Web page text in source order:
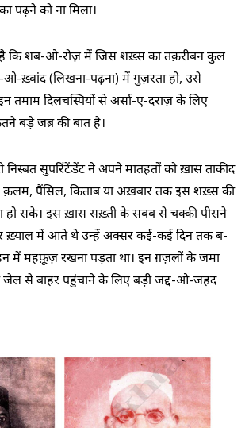
पढ़ने को ना मिला।
है कि शब-ओ-रोज़ में जिस शख़्स का तक़रीबन कुल
ख़्वांद (लिखना-पढ़ना) में गुज़रता हो, उसे
दिलचस्पियों से अर्सा-ए-दराज़ के लिए
बड़े जब्र की बात है।
निस्बत सुपरिंटेंडेंट ने अपने मातहतों को ख़ास ताकीद
क़लम, पैंसिल, किताब या अख़बार तक इस शख़्स की
हो सके। इस ख़ास सख़्ती के सबब से चक्की पीसने
ख़्याल में आते थे उन्हें अक्सर कई-कई दिन तक ब-
में महफ़ूज़ रखना पड़ता था। इन ग़ज़लों के जमा
से बाहर पहुंचाने के लिए बड़ी जद्द-ओ-जहद